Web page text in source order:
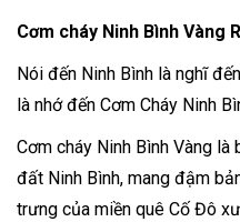
Cơm cháy Ninh Bình Vàng
Nói đến Ninh Bình là nghĩ
là nhớ đến Cơm Cháy Ninh
Cơm cháy Ninh Bình Vàng
đất Ninh Bình, mang đậm
trưng của miền quê Cố Đô